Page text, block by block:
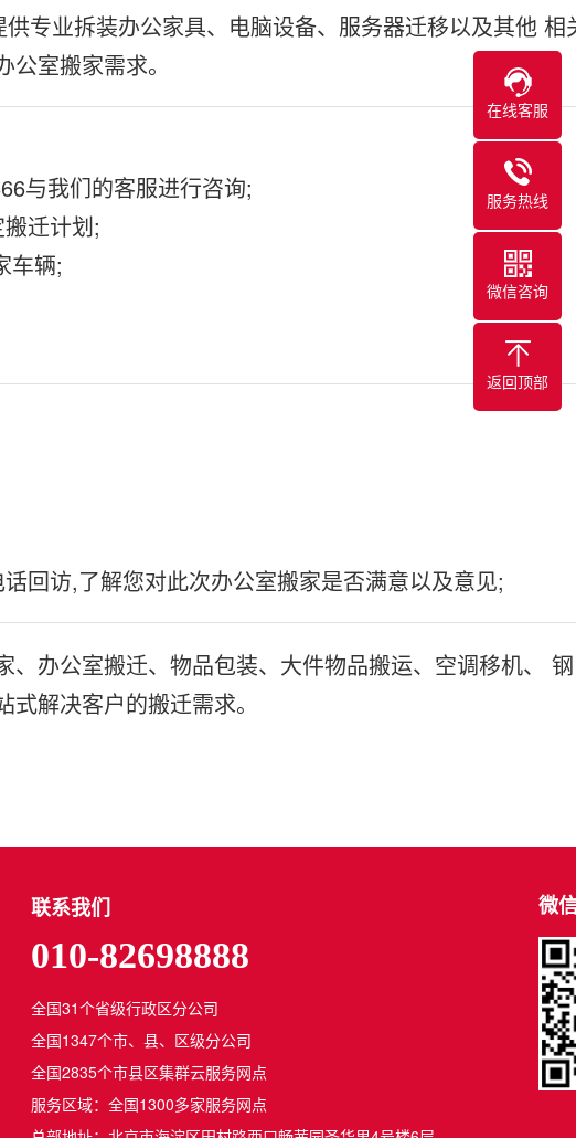
专业拆装办公家具、电脑设备、服务器迁移以及其他 相
室搬家需求。
与我们的客服进行咨询;
迁计划;
车辆;
回访,了解您对此次办公室搬家是否满意以及意见;
办公室搬迁、物品包装、大件物品搬运、空调移机、 钢
解决客户的搬迁需求。
联系我们
010-82698888
全国31个省级行政区分公司
全国1347个市、县、区级分公司
全国2835个市县区集群云服务网点
服务区域：全国1300多家服务网点
微
在线客服
服务热线
微信咨询
返回顶部